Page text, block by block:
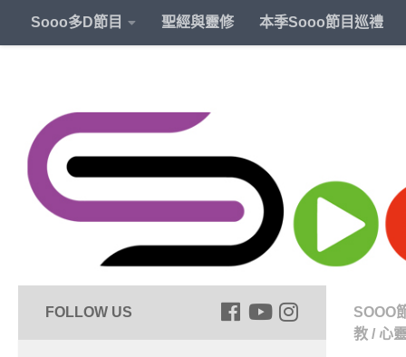
Sooo多D節目 聖經與靈修 本季Sooo節目巡禮
SOOO
教 / 心